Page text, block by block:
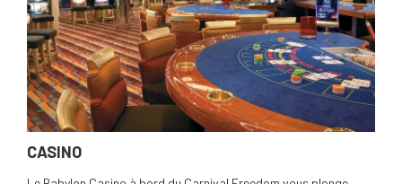
CASINO